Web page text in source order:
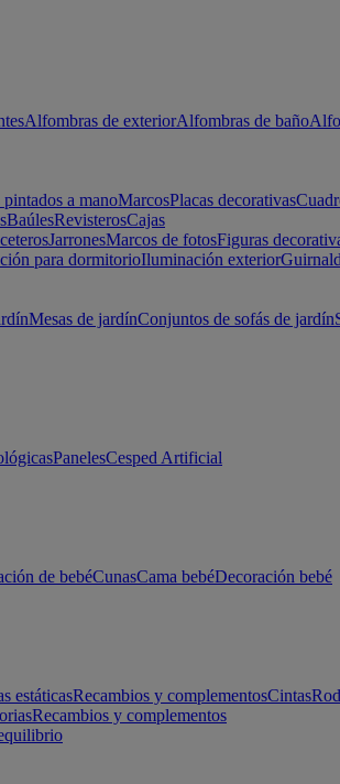
Alfombras de exteriorAlfombras de baño
a manoMarcosPlacas decorativas
BaúlesRevisterosCajas
JarronesMarcos de fotosFiguras
para dormitorioIluminación exterior
Mesas de jardínConjuntos de sofás de jardín
PanelesCesped Artificial
de bebéCunasCama bebéDecoración bebé
estáticasRecambios y complementosCintas
Recambios y complementos